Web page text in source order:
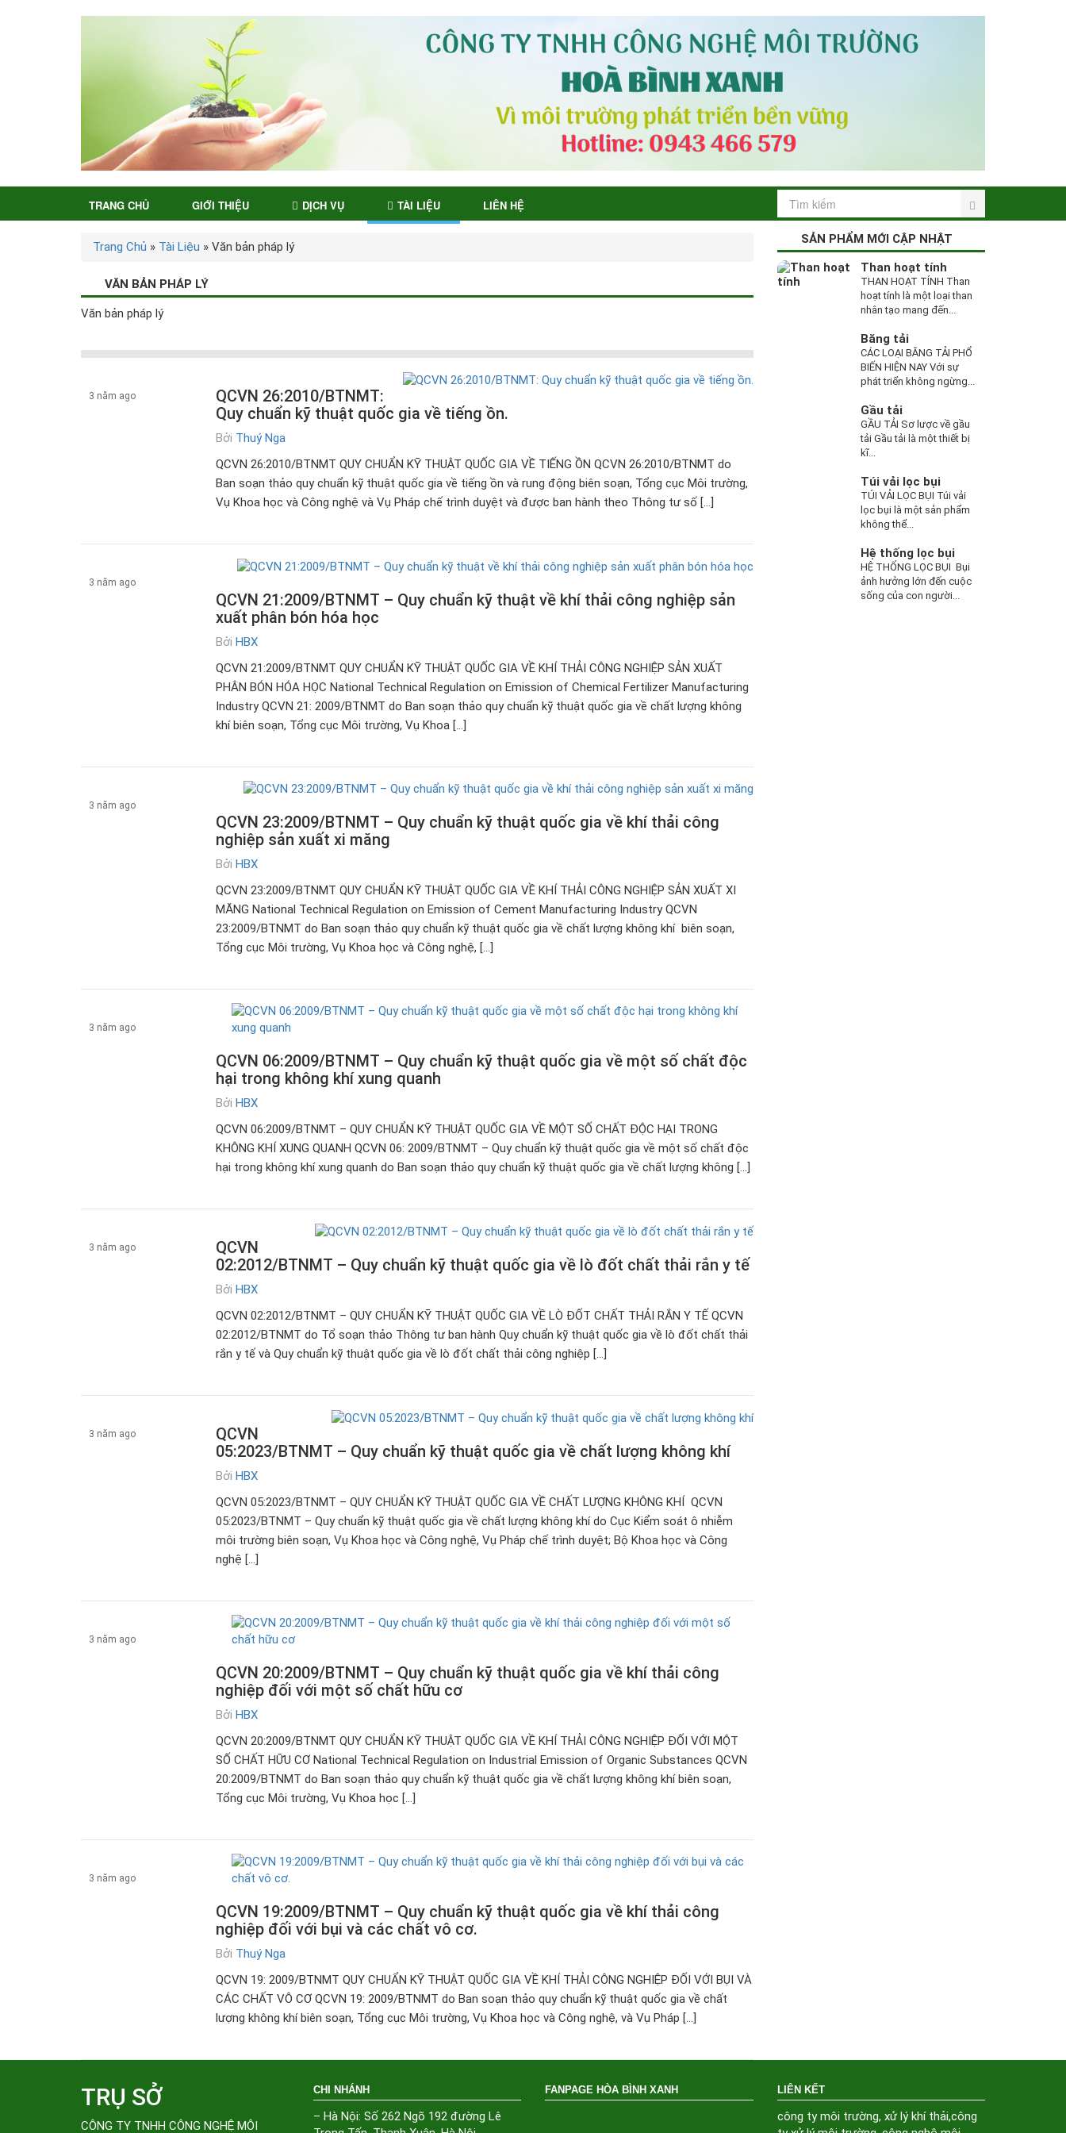
TRANG CHỦ GIỚI THIỆU DỊCH VỤ TÀI LIỆU LIÊN HỆ
Trang Chủ » Tài Liệu » Văn bản pháp lý
VĂN BẢN PHÁP LÝ
Văn bản pháp lý
QCVN 26:2010/BTNMT:
Quy chuẩn kỹ thuật quốc gia về tiếng ồn.
3 năm ago
Bởi Thuý Nga
QCVN 26:2010/BTNMT QUY CHUẨN KỸ THUẬT QUỐC GIA VỀ TIẾNG ỒN QCVN 26:2010/BTNMT do
Ban soạn thảo quy chuẩn kỹ thuật quốc gia về tiếng ồn và rung động biên soạn, Tổng cục Môi trường,
Vụ Khoa học và Công nghệ và Vụ Pháp chế trình duyệt và được ban hành theo Thông tư số […]
QCVN 21:2009/BTNMT – Quy chuẩn kỹ thuật về khí thải công nghiệp sản
xuất phân bón hóa học
3 năm ago
Bởi HBX
QCVN 21:2009/BTNMT QUY CHUẨN KỸ THUẬT QUỐC GIA VỀ KHÍ THẢI CÔNG NGHIỆP SẢN XUẤT
PHÂN BÓN HÓA HỌC National Technical Regulation on Emission of Chemical Fertilizer Manufacturing
Industry QCVN 21: 2009/BTNMT do Ban soạn thảo quy chuẩn kỹ thuật quốc gia về chất lượng không
khí biên soạn, Tổng cục Môi trường, Vụ Khoa […]
QCVN 23:2009/BTNMT – Quy chuẩn kỹ thuật quốc gia về khí thải công
nghiệp sản xuất xi măng
3 năm ago
Bởi HBX
QCVN 23:2009/BTNMT QUY CHUẨN KỸ THUẬT QUỐC GIA VỀ KHÍ THẢI CÔNG NGHIỆP SẢN XUẤT XI
MĂNG National Technical Regulation on Emission of Cement Manufacturing Industry QCVN
23:2009/BTNMT do Ban soạn thảo quy chuẩn kỹ thuật quốc gia về chất lượng không khí biên soạn,
Tổng cục Môi trường, Vụ Khoa học và Công nghệ, […]
QCVN 06:2009/BTNMT – Quy chuẩn kỹ thuật quốc gia về một số chất độc
hại trong không khí xung quanh
3 năm ago
Bởi HBX
QCVN 06:2009/BTNMT – QUY CHUẨN KỸ THUẬT QUỐC GIA VỀ MỘT SỐ CHẤT ĐỘC HẠI TRONG
KHÔNG KHÍ XUNG QUANH QCVN 06: 2009/BTNMT – Quy chuẩn kỹ thuật quốc gia về một số chất độc
hại trong không khí xung quanh do Ban soạn thảo quy chuẩn kỹ thuật quốc gia về chất lượng không […]
QCVN
02:2012/BTNMT – Quy chuẩn kỹ thuật quốc gia về lò đốt chất thải rắn y tế
3 năm ago
Bởi HBX
QCVN 02:2012/BTNMT – QUY CHUẨN KỸ THUẬT QUỐC GIA VỀ LÒ ĐỐT CHẤT THẢI RẮN Y TẾ QCVN
02:2012/BTNMT do Tổ soạn thảo Thông tư ban hành Quy chuẩn kỹ thuật quốc gia về lò đốt chất thải
rắn y tế và Quy chuẩn kỹ thuật quốc gia về lò đốt chất thải công nghiệp […]
QCVN
05:2023/BTNMT – Quy chuẩn kỹ thuật quốc gia về chất lượng không khí
3 năm ago
Bởi HBX
QCVN 05:2023/BTNMT – QUY CHUẨN KỸ THUẬT QUỐC GIA VỀ CHẤT LƯỢNG KHÔNG KHÍ QCVN
05:2023/BTNMT – Quy chuẩn kỹ thuật quốc gia về chất lượng không khí do Cục Kiểm soát ô nhiễm
môi trường biên soạn, Vụ Khoa học và Công nghệ, Vụ Pháp chế trình duyệt; Bộ Khoa học và Công
nghệ […]
QCVN 20:2009/BTNMT – Quy chuẩn kỹ thuật quốc gia về khí thải công
nghiệp đối với một số chất hữu cơ
3 năm ago
Bởi HBX
QCVN 20:2009/BTNMT QUY CHUẨN KỸ THUẬT QUỐC GIA VỀ KHÍ THẢI CÔNG NGHIỆP ĐỐI VỚI MỘT
SỐ CHẤT HỮU CƠ National Technical Regulation on Industrial Emission of Organic Substances QCVN
20:2009/BTNMT do Ban soạn thảo quy chuẩn kỹ thuật quốc gia về chất lượng không khí biên soạn,
Tổng cục Môi trường, Vụ Khoa học […]
QCVN 19:2009/BTNMT – Quy chuẩn kỹ thuật quốc gia về khí thải công
nghiệp đối với bụi và các chất vô cơ.
3 năm ago
Bởi Thuý Nga
QCVN 19: 2009/BTNMT QUY CHUẨN KỸ THUẬT QUỐC GIA VỀ KHÍ THẢI CÔNG NGHIỆP ĐỐI VỚI BỤI VÀ
CÁC CHẤT VÔ CƠ QCVN 19: 2009/BTNMT do Ban soạn thảo quy chuẩn kỹ thuật quốc gia về chất
lượng không khí biên soạn, Tổng cục Môi trường, Vụ Khoa học và Công nghệ, và Vụ Pháp […]
SẢN PHẨM MỚI CẬP NHẬT
Than hoạt tính
THAN HOẠT TÍNH Than
hoạt tính là một loại than
nhân tạo mang đến...
Băng tải
CÁC LOẠI BĂNG TẢI PHỔ
BIẾN HIỆN NAY Với sự
phát triển không ngừng...
Gầu tải
GẦU TẢI Sơ lược về gầu
tải Gầu tải là một thiết bị
kĩ...
Túi vải lọc bụi
TÚI VẢI LỌC BỤI Túi vải
lọc bụi là một sản phẩm
không thể...
Hệ thống lọc bụi
HỆ THỐNG LỌC BỤI Bụi
ảnh hưởng lớn đến cuộc
sống của con người...
TRỤ SỞ
CÔNG TY TNHH CÔNG NGHỆ MÔI
CHI NHÁNH
– Hà Nội: Số 262 Ngõ 192 đường Lê
FANPAGE HÒA BÌNH XANH LIÊN KẾT
công ty môi trường, xử lý khí thải,công